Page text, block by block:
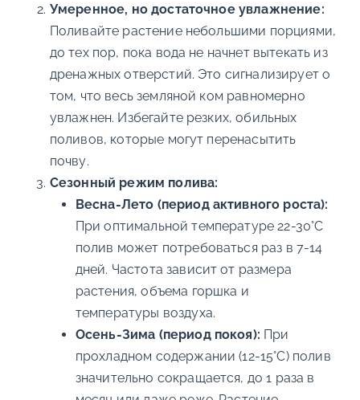
Умеренное, но достаточное увлажнение:
Поливайте растение небольшими порциями,
до тех пор, пока вода не начнет вытекать из
дренажных отверстий. Это сигнализирует о
том, что весь земляной ком равномерно
увлажнен. Избегайте резких, обильных
поливов, которые могут перенасытить
почву.
Сезонный режим полива:
Весна-Лето (период активного роста):
При оптимальной температуре 22-30°C
полив может потребоваться раз в 7-14
дней. Частота зависит от размера
растения, объема горшка и
температуры воздуха.
Осень-Зима (период покоя): При
прохладном содержании (12-15°C) полив
значительно сокращается, до 1 раза в